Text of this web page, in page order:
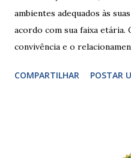
ambientes adequados às
acordo com sua faixa etária.
convivência e o
garantir o direito das
COMPARTILHAR POSTAR